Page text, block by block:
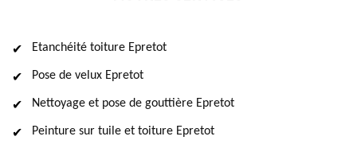
Etanchéité toiture Epretot
Pose de velux Epretot
Nettoyage et pose de gouttière Epretot
Peinture sur tuile et toiture Epretot